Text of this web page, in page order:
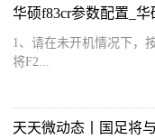
华硕f83cr参数配置_华
1、请在未开机情况下，
将F2...